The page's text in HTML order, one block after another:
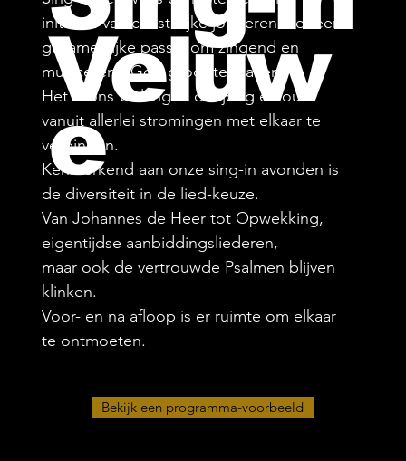
Veluw
e
initiatief van christelijke jongeren met een
gezamenlijke passie om zingend en
musicerend God groot te maken.
Het is ons verlangen om jong en oud
vanuit allerlei stromingen met elkaar te
verbinden.
Kenmerkend aan onze sing-in avonden is
de diversiteit in de lied-keuze.
Van Johannes de Heer tot Opwekking,
eigentijdse aanbiddingsliederen,
maar ook de vertrouwde Psalmen blijven
klinken.
Voor- en na afloop is er ruimte om elkaar
te ontmoeten.
Bekijk een programma-voorbeeld